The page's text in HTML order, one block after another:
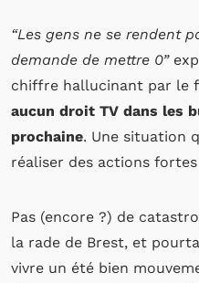
“Les gens ne se rendent
demande de mettre 0”
chiffre hallucinant par le
aucun droit TV dans les
prochaine. Une situation
réaliser des actions
Pas (encore ?) de
la rade de Brest, et
vivre un été bien